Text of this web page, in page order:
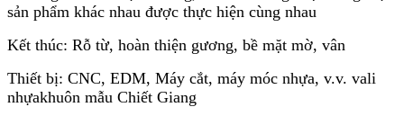
sản phẩm khác nhau được thực hiện cùng nhau
Kết thúc: Rỗ từ, hoàn thiện gương, bề mặt mờ, vân
Thiết bị: CNC, EDM, Máy cắt, máy móc nhựa, v.v. vali
nhựakhuôn mẫu Chiết Giang